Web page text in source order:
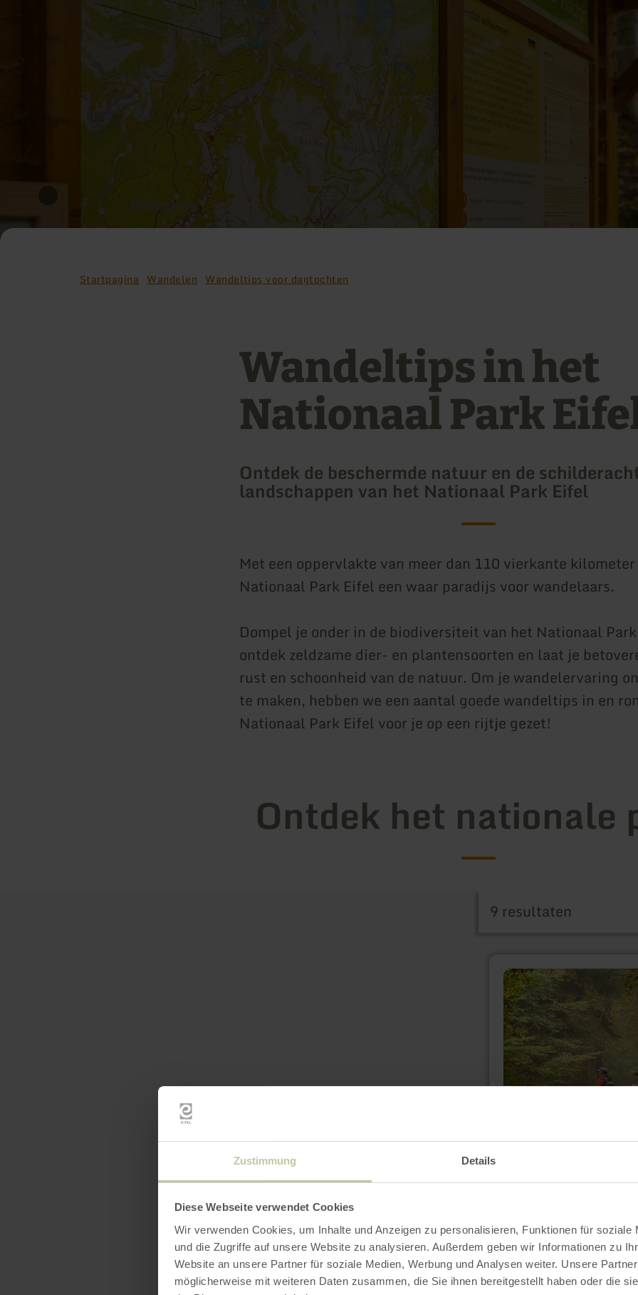
Zustimmung Details
Diese Webseite verwendet Cookies
Wir verwenden Cookies, um Inhalte und Anzeigen zu personalisieren, Funktionen für soziale
und die Zugriffe auf unsere Website zu analysieren. Außerdem geben wir Informationen zu
Website an unsere Partner für soziale Medien, Werbung und Analysen weiter. Unsere
möglicherweise mit weiteren Daten zusammen, die Sie ihnen bereitgestellt haben oder die
Startpagina Wandelen Wandeltips voor dagtochten
Wandeltips in het
Nationaal Park
Ontdek de beschermde natuur en de
landschappen van het Nationaal Park Eifel
Met een oppervlakte van meer dan 110 vierkante
Nationaal Park Eifel een waar paradijs voor wandelaars.
Dompel je onder in de biodiversiteit van het Nationaal
ontdek zeldzame dier- en plantensoorten en laat je
rust en schoonheid van de natuur. Om je wandelervaring
te maken, hebben we een aantal goede wandeltips in en
Nationaal Park Eifel voor je op een rijtje gezet!
Ontdek het nationale
9 resultaten
meer
informatie
over:
Wilder
Kermeter
meer
over: